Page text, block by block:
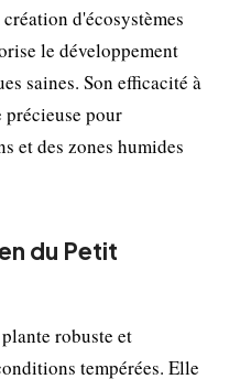
d'écosystèmes
le développement
saines. Son efficacité à
pour
et des zones humides
du Petit
robuste et
tempérées. Elle